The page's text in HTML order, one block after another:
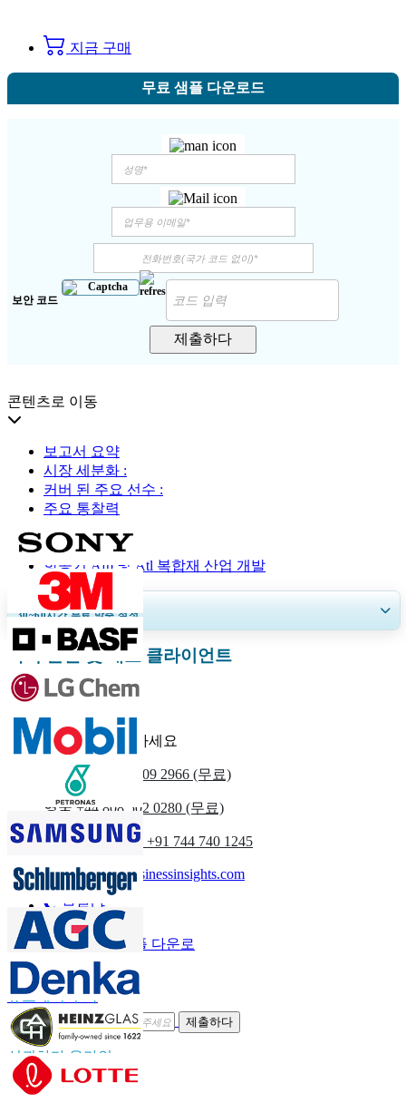
지금 구매
무료 샘플 다운로드
보안 코드
제출하다
콘텐츠로 이동
보고서 요약
시장 세분화 :
커버 된 주요 선수 :
주요 통찰력
분할
항공기 Afp 및 Atl 복합재 산업 개발
30~60시간무료 맞춤 설정
지역 및 국가 범위 확장, 세그먼트 분석, 기업 프로필, 경쟁 벤치마킹, 및 최
화학 물질 및 재료 클라이언트
우리에게 연락하세요
우리를 +1 833 909 2966 (무료)
영국+44 808 502 0280 (무료)
(아시아 태평양) +91 744 740 1245
sales@fortunebusinessinsights.com
부르다
이메일
샘플 다운로
뉴스레터 구독
제출하다
신뢰하다 온라인